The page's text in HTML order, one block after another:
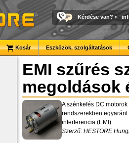
Kérdése van? »
Kosár Eszközök, szolgáltatások
EMI szűrés
megoldások
A szénkefés DC
rendszerekben
interferencia (EMI).
Szerző: HESTORE